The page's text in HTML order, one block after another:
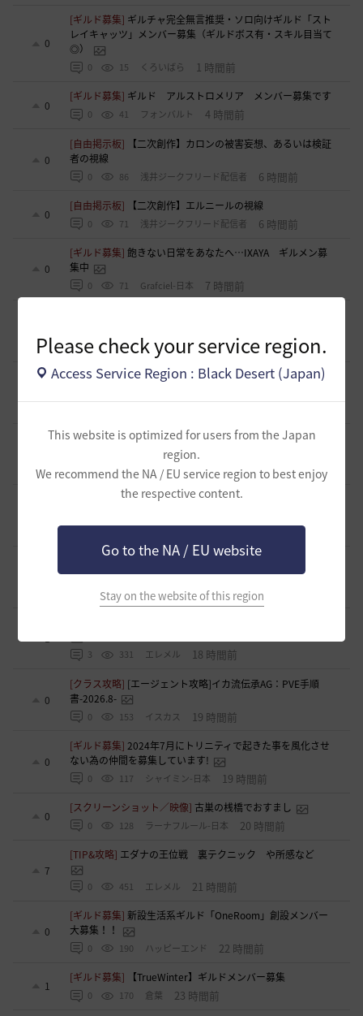
Please check your service region.
Access Service Region : Black Desert (Japan)
This website is optimized for users from the Japan
region.
We recommend the NA / EU service region to best enjoy
the respective content.
Go to the NA / EU website
Stay on the website of this region
0
[ギルド募集] ギルチャ完全無言推奨・ソロ向けギルド「スト
レイキャッツ」メンバー募集（ギルドボス有・スキル目当て
◎）
0 15 くろいばら 1 時間前
0
[ギルド募集] ギルド アルストロメリア メンバー募集です
0 41 フォンバルト 4 時間前
0
[自由掲示板]
【二次創作】カロンの被害妄想、あるいは検証
者の視線
0 86 浅井ジークフリード配信者 6 時間前
0
[自由掲示板] 【二次創作】エルニールの視線
0 71 浅井ジークフリード配信者 6 時間前
0
[ギルド募集]飽きない日常をあなたへ…IXAYA ギルメン募
集中
0 71 Grafciel-日本 7 時間前
0 70 みゐみ-日本 7 時間前
[ギルド募集]小型ギルド「まったりソレイユ」楽しいメンバ
[ギルド募集] ギルメン募集中～♪【オルゼキアで薬売り】
0 152 q鵺p-日本 16 時間前
[ギルド募集]新設ギルド 「Shmurda」立ち上げメンバー募
【中型生活ギルド】マイペースで遊びたいメン
バーを募集中。
67 アーバイン-日本 17 時間前
1
3 331 エレメル 18 時間前
0
[クラス攻略] [エージェント攻略]イカ流伝承AG：PVE手順
書-2026.8-
0 153 イスカス 19 時間前
0
[ギルド募集]2024年7月にトリニティで起きた事を風化させ
ない為の仲間を募集しています!
0 117 シャイミン-日本 19 時間前
0
[スクリーンショット／映像] 古巣の桟橋でおすまし
0 128 ラーナフルール-日本 20 時間前
7
[TIP&攻略] エダナの王位戦 裏テクニック や所感など
0 451 エレメル 21 時間前
0
[ギルド募集]新設生活系ギルド「OneRoom」創設メンバー
大募集！！
0 190 ハッピーエンド 22 時間前
1
[ギルド募集] 【TrueWinter】ギルドメンバー募集
0 170 倉葉 23 時間前